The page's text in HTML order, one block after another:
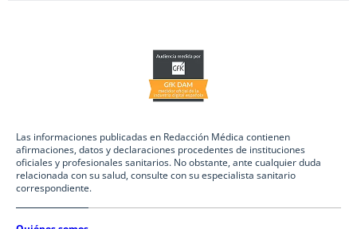
Las informaciones publicadas en Redacción Médica contienen
afirmaciones, datos y declaraciones procedentes de instituciones
oficiales y profesionales sanitarios. No obstante, ante cualquier duda
relacionada con su salud, consulte con su especialista sanitario
correspondiente.